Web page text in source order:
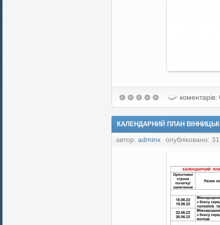
коментарів:
КАЛЕНДАРНИЙ ПЛАН
автор: adminx опубліковано: